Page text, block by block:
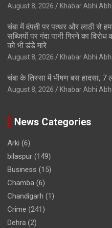
August 8, 2026 Khabar Abhi Abhi
चंबा में दंपती पर पत्थर और लाठी से
सब्जियों पर गंदा पानी गिरने का
को भी डंडे मारे
August 8, 2026 Khabar Abhi Abhi
चंबा के तिस्सा में भीषण बस हादसा, 7
August 8, 2026 Khabar Abhi Abhi
News Categories
Arki (6)
bilaspur (149)
Business (15)
Chamba (6)
Chandigarh (1)
Crime (241)
Dehra (2)